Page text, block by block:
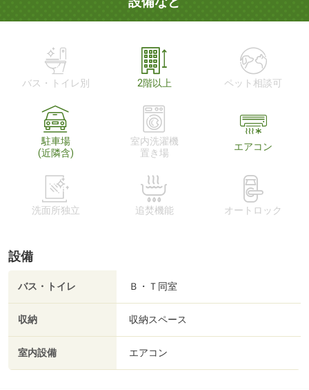
バス・トイレ別 2階以上 ペット相談可
駐車場
(近隣含)
室内洗濯機
置き場
エアコン
洗面所独立 追焚機能 オートロック
設備
バス・トイレ Ｂ・Ｔ同室
収納 収納スペース
室内設備 エアコン